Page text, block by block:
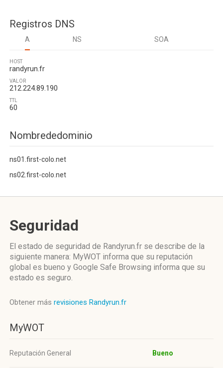
Registros DNS
A NS SOA
HOST
randyrun.fr
VALOR
212.224.89.190
TTL
60
Nombrededominio
ns01.first-colo.net
ns02.first-colo.net
Seguridad
El estado de seguridad de Randyrun.fr se describe de la
siguiente manera: MyWOT informa que su reputación
global es bueno y Google Safe Browsing informa que su
estado es seguro.
Obtener más revisiones Randyrun.fr
MyWOT
Reputación General Bueno